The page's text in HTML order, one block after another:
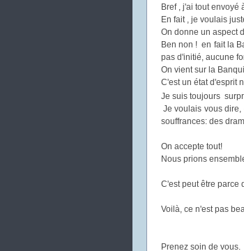
Bref , j'ai tout envoyé
En fait , je voulais
On donne un aspect
Ben non ! en fait la
pas d'initié, aucune
On vient sur la
C'est un état d'esprit
Je suis toujours
Je voulais vous
souffrances: des
On accepte tout!
Nous prions
C'est peut être parce
Voilà, ce n'est pas
Prenez soin de vous.